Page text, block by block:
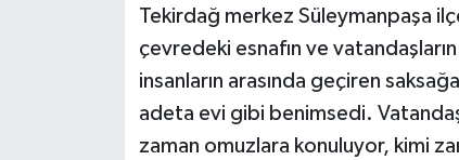
Tekirdağ merkez Süleymanpaşa
çevredeki esnafın ve
insanların arasında geçiren
adeta evi gibi benimsedi.
zaman omuzlara konuluyor, kimi